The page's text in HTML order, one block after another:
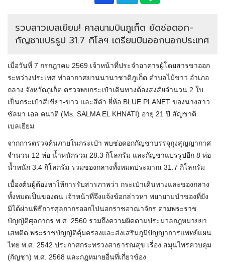
รวบสาวเบลเยียม! คาสนามบินภูเก็ต ยัดช่อดอก-
กัญชาแปรรูป 31.7 กิโลฯ เตรียมบินออกนอกประเทศ
เมื่อวันที่ 7 กรกฎาคม 2569 เจ้าหน้าที่ประจำอาคารผู้โดยสารขาออก
ระหว่างประเทศ ท่าอากาศยานนานาชาติภูเก็ต ตำบลไม้ขาว อำเภอ
ถลาง จังหวัดภูเก็ต ตรวจพบกระเป๋าเดินทางต้องสงสัยจำนวน 2 ใบ
เป็นกระเป๋าสีเขียว-ขาว และสีดำ ยี่ห้อ BLUE PLANET ของนางสาว
ซัลมา เอล คนาติ (Ms. SALMA EL KHNATI) อายุ 21 ปี สัญชาติ
เบลเยียม
จากการตรวจค้นภายในกระเป๋า พบช่อดอกกัญชาบรรจุถุงสุญญากาศ
จำนวน 12 ห่อ น้ำหนักรวม 28.3 กิโลกรัม และกัญชาแปรรูปอีก 8 ห่อ
น้ำหนัก 3.4 กิโลกรัม รวมของกลางทั้งหมดประมาณ 31.7 กิโลกรัม
เบื้องต้นผู้ต้องหาให้การรับสารภาพว่า กระเป๋าเดินทางและของกลาง
ทั้งหมดเป็นของตน เจ้าหน้าที่จึงแจ้งข้อกล่าวหา พยายามนำของที่ยัง
มิได้ผ่านพิธีการศุลกากรออกไปนอกราชอาณาจักร ตามพระราช
บัญญัติศุลกากร พ.ศ. 2560 รวมถึงความผิดตามประมวลกฎหมายยา
เสพติด พระราชบัญญัติคุ้มครองและส่งเสริมภูมิปัญญาการแพทย์แผน
ไทย พ.ศ. 2542 ประกาศกระทรวงสาธารณสุข เรื่อง สมุนไพรควบคุม
(กัญชา) พ.ศ. 2568 และกฎหมายอื่นที่เกี่ยวข้อง